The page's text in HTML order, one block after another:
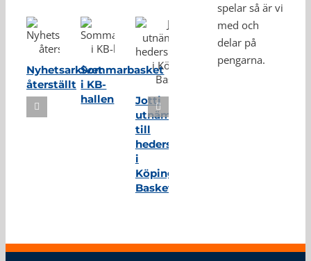
Nyhetsarkivet
återställt
Sommarbasket
i KB-
hallen
Jotti
utnämnd
till
hedersmedlem
i
Köping
Basket
spelar så är vi
med och
delar på
pengarna.